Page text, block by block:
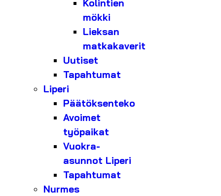
Kolintien
mökki
Lieksan
matkakaverit
Uutiset
Tapahtumat
Liperi
Päätöksenteko
Avoimet
työpaikat
Vuokra-
asunnot Liperi
Tapahtumat
Nurmes